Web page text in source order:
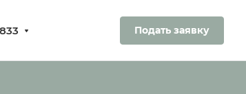
Подать заявку